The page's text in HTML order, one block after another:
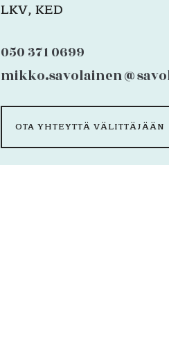
LKV, KED
050 371 0699
OTA YHTEYTTÄ VÄLITTÄJÄÄN